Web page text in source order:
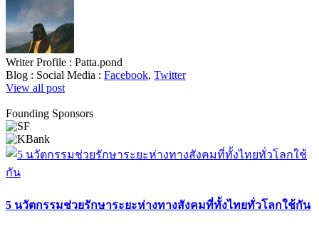
Writer Profile : Patta.pond
Blog : Social Media : Facebook, Twitter
View all post
Founding Sponsors
5 นวัตกรรมช่วยรักษาระยะห่างทางสังคมที่ทั้งไทยทั่วโลกใช้กัน